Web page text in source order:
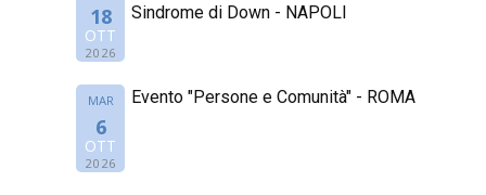
18
OTT
2026
Sindrome di Down - NAPOLI
MAR
6
OTT
2026
Evento "Persone e Comunità" - ROMA